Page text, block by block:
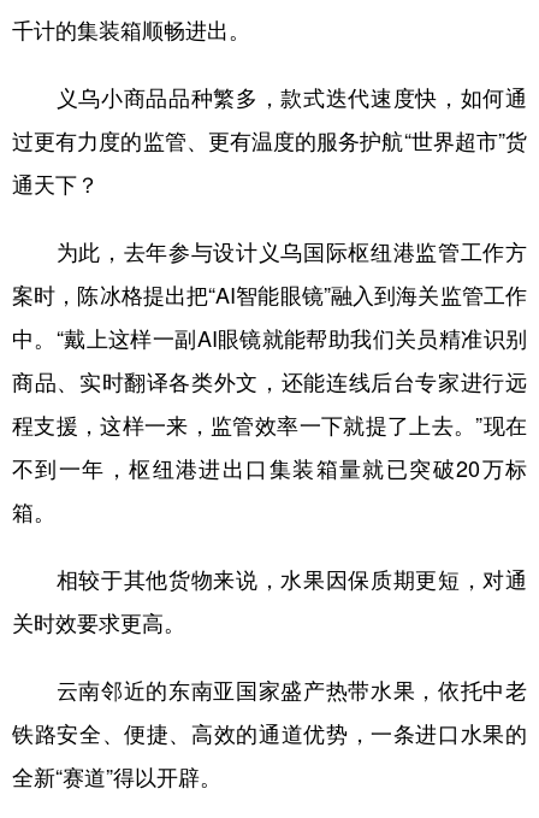
千计的集装箱顺畅进出。
义乌小商品品种繁多，款式迭代速度快，如何通
过更有力度的监管、更有温度的服务护航“世界超市”货
通天下？
为此，去年参与设计义乌国际枢纽港监管工作方
案时，陈冰格提出把“AI智能眼镜”融入到海关监管工作
中。“戴上这样一副AI眼镜就能帮助我们关员精准识别
商品、实时翻译各类外文，还能连线后台专家进行远
程支援，这样一来，监管效率一下就提了上去。”现在
不到一年，枢纽港进出口集装箱量就已突破20万标
箱。
相较于其他货物来说，水果因保质期更短，对通
关时效要求更高。
云南邻近的东南亚国家盛产热带水果，依托中老
铁路安全、便捷、高效的通道优势，一条进口水果的
全新“赛道”得以开辟。